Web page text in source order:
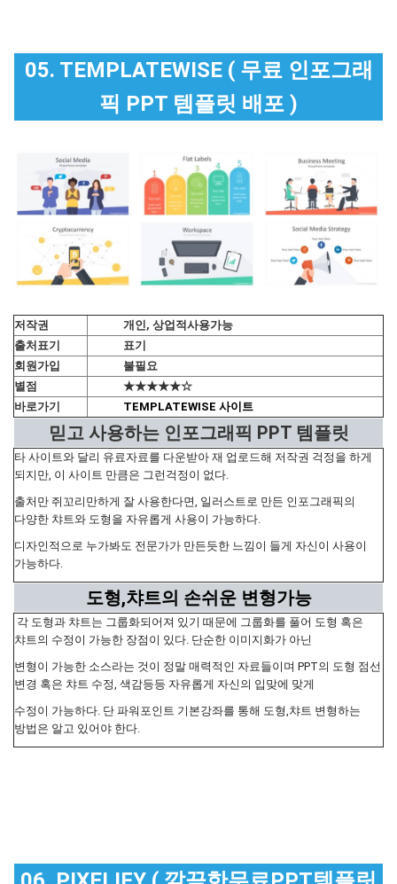
05. TEMPLATEWISE ( 무료 인포그래
픽 PPT 템플릿 배포 )
저작권
개인, 상업적사용가능
출처표기
표기
회원가입
불필요
별점
★★★★★☆
바로가기
TEMPLATEWISE 사이트
믿고 사용하는 인포그래픽 PPT 템플릿
타 사이트와 달리 유료자료를 다운받아 재 업로드해 저작권 걱정을 하게
되지만, 이 사이트 만큼은 그런걱정이 없다.
출처만 쥐꼬리만하게 잘 사용한다면, 일러스트로 만든 인포그래픽의
다양한 챠트와 도형을 자유롭게 사용이 가능하다.
디자인적으로 누가봐도 전문가가 만든듯한 느낌이 들게 자신이 사용이
가능하다.
도형,챠트의 손쉬운 변형가능
각 도형과 챠트는 그룹화되어져 있기 때문에 그룹화를 풀어 도형 혹은
챠트의 수정이 가능한 장점이 있다. 단순한 이미지화가 아닌
변형이 가능한 소스라는 것이 정말 매력적인 자료들이며 PPT의 도형 점선
변경 혹은 챠트 수정, 색감등등 자유롭게 자신의 입맞에 맞게
수정이 가능하다. 단 파워포인트 기본강좌를 통해 도형,챠트 변형하는
방법은 알고 있어야 한다.